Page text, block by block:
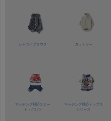
シャツ／ ブラウス カットソー
マッチング対応スカー
ト・パンツ
マッチング対応トップス
シリーズ